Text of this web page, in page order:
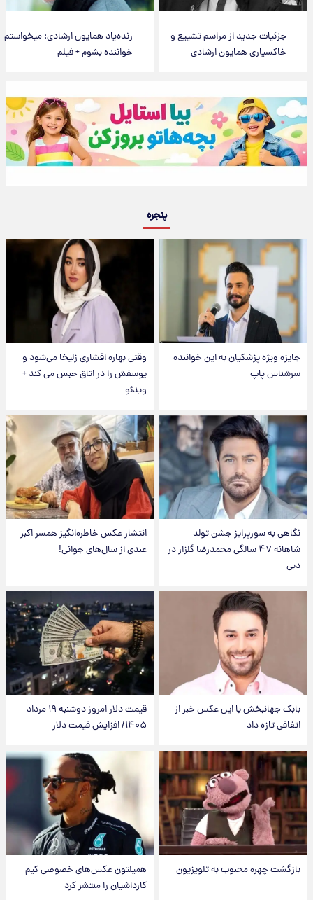
جزئیات جدید از مراسم تشییع و
خاکسپاری همایون ارشادی
زنده‌یاد همایون ارشادی: میخواستم
خواننده بشوم + فیلم
پنجره
جایزه ویژه پزشکیان به این خواننده
سرشناس پاپ
وقتی بهاره افشاری زلیخا می‌شود و
یوسفش را در اتاق حبس می کند +
ویدئو
نگاهی به سورپرایز جشن تولد
شاهانه ۴۷ سالگی محمدرضا گلزار در
دبی
انتشار عکس خاطره‌انگیز همسر اکبر
عبدی از سال‌های جوانی!
بابک جهانبخش با این عکس خبر از
اتفاقی تازه داد
قیمت دلار امروز دوشنبه ۱۹ مرداد
۱۴۰۵/ افزایش قیمت دلار
بازگشت چهره محبوب به تلویزیون
همیلتون عکس‌های خصوصی کیم‌
کارداشیان را منتشر کرد